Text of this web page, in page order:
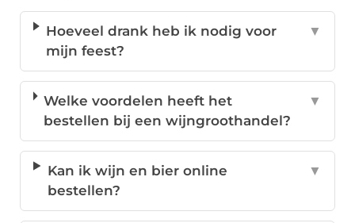
Hoeveel drank heb ik nodig voor
mijn feest?
▼
Welke voordelen heeft het
bestellen bij een wijngroothandel?
▼
Kan ik wijn en bier online
bestellen?
▼